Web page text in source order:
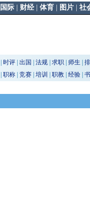
国际| 财经| 体育| 图片| 社
时评| 出国 法规| 求职| 师生
职称| 竞赛| 培训 职教| 经验|